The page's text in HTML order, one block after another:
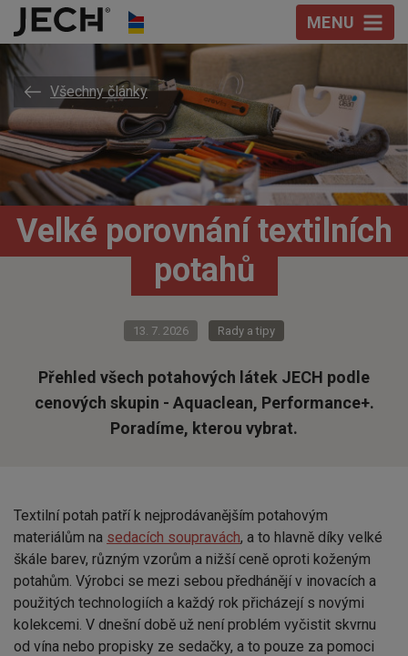
Přeskočit na obsah
MENU
Všechny články
Velké porovnání textilních
potahů
13. 7. 2026 Rady a tipy
Přehled všech potahových látek JECH podle
cenových skupin - Aquaclean, Performance+.
Poradíme, kterou vybrat.
Textilní potah patří k nejprodávanějším potahovým
materiálům na sedacích soupravách, a to hlavně díky velké
škále barev, různým vzorům a nižší ceně oproti koženým
potahům. Výrobci se mezi sebou předhánějí v inovacích a
použitých technologiích a každý rok přicházejí s novými
kolekcemi. V dnešní době už není problém vyčistit skvrnu
od vína nebo propisky ze sedačky, a to pouze za pomoci